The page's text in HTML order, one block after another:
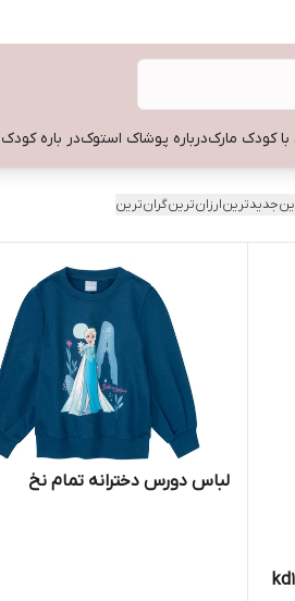
کودک مارکدرباره پوشاک استوکدر باره
جدیدترینارزان‌ترینگران‌ترین
لباس دورس دخترانه تمام نخ